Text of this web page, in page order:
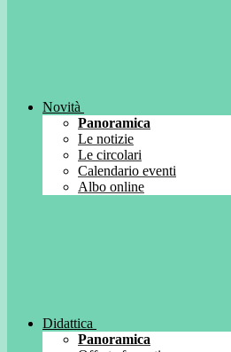
Novità
Panoramica
Le notizie
Le circolari
Calendario eventi
Albo online
Didattica
Panoramica